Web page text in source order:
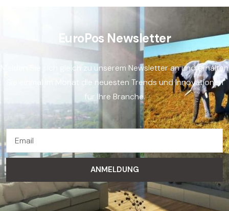
EuroPos Newsletter
Melden Sie sich gleich zu unserem Newsletter an und erhalten
Sie einmal im Monat die neuesten Trends und Innovationen
für Ihre Branche.
ANMELDUNG